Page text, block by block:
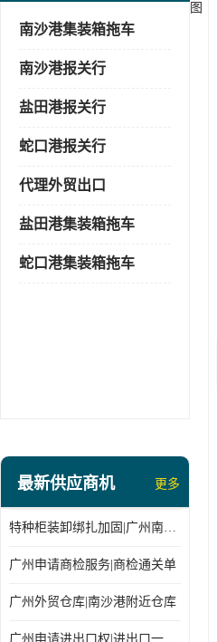
南沙港集装箱拖车
南沙港报关行
盐田港报关行
蛇口港报关行
代理外贸出口
盐田港集装箱拖车
蛇口港集装箱拖车
最新供应商机 更多
特种柜装卸绑扎加固|广州南沙仓库装卸
广州申请商检服务|商检通关单
广州外贸仓库|南沙港附近仓库
广州申请进出口权|进出口一站式
图